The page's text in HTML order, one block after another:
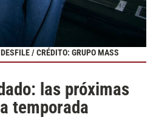
/ CRÉDITO: GRUPO MASS
las próximas
temporada